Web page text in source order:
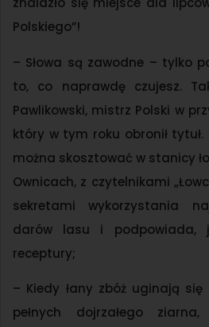
Polskiego”!
– Słowa są zawodne – tylko
to, co naprawdę czujesz.
Pawlikowski, mistrz Polski w
który w tym roku obronił
można skosztować w stanicy
Ownicach, z czytelnikami
sekretami wykorzystania
darów lasu i podpowiada,
receptury;
– Kiedy łany zbóż uginają się
pełnych dojrzałego